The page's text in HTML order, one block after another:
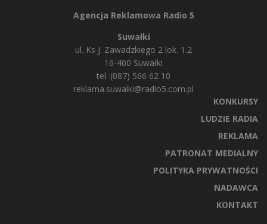
Agencja Reklamowa Radio 5
Suwałki
ul. Ks J. Zawadzkiego 2 lok. 1.2
16-400 Suwałki
tel. (087) 566 62 10
reklama.suwalki@radio5.com.pl
KONKURSY
LUDZIE RADIA
REKLAMA
PATRONAT MEDIALNY
POLITYKA PRYWATNOŚCI
NADAWCA
KONTAKT